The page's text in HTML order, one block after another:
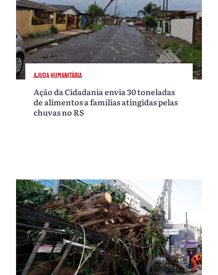
AJUDA HUMANITÁRIA
Ação da Cidadania envia 30 toneladas
de alimentos a famílias atingidas pelas
chuvas no RS